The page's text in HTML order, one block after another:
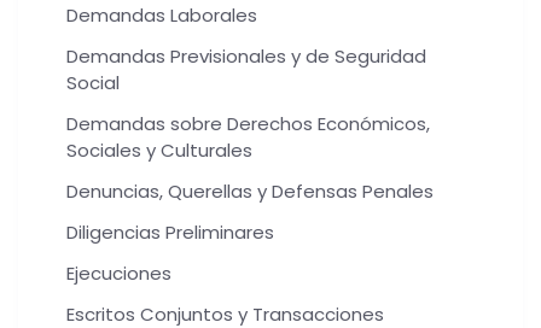
Demandas Laborales
Demandas Previsionales y de Seguridad
Social
Demandas sobre Derechos Económicos,
Sociales y Culturales
Denuncias, Querellas y Defensas Penales
Diligencias Preliminares
Ejecuciones
Escritos Conjuntos y Transacciones